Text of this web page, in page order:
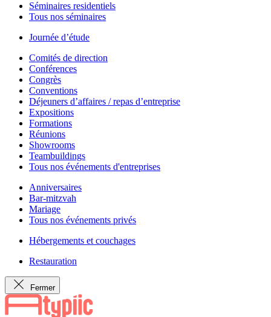
Séminaires residentiels
Tous nos séminaires
Journée d’étude
Comités de direction
Conférences
Congrès
Conventions
Déjeuners d’affaires / repas d’entreprise
Expositions
Formations
Réunions
Showrooms
Teambuildings
Tous nos événements d'entreprises
Anniversaires
Bar-mitzvah
Mariage
Tous nos événements privés
Hébergements et couchages
Restauration
Fermer